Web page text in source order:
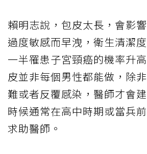
賴明志說，包皮太長，會影
過度敏感而早洩，衛生清潔
一半罹患子宮頸癌的機率升
皮並非每個男性都能做，除
難或者反覆感染，醫師才會
時候通常在高中時期或當兵
求助醫師。